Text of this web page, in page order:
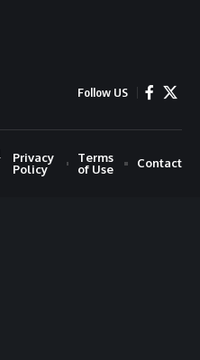
Follow US
Privacy
Policy
Terms
of Use
Contact